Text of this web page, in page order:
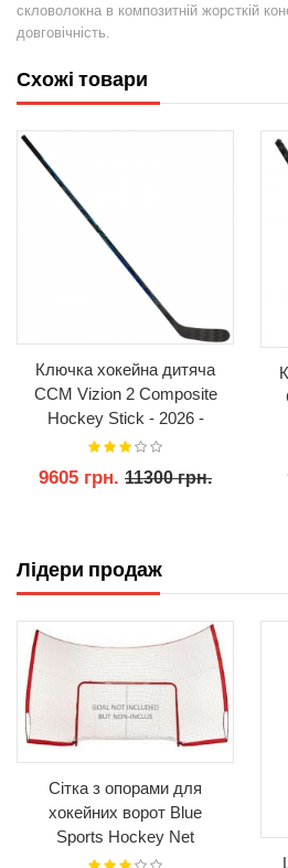
скловолокна в композитній жорсткій
довговічність.
Схожі товари
Ключка хокейна дитяча
CCM Vizion 2 Composite
Hockey Stick - 2026 -
Youth
9605 грн. 11300 грн.
Лідери продаж
Сітка з опорами для
хокейних ворот Blue
Sports Hockey Net
Perimeter Backstop Kit 12'